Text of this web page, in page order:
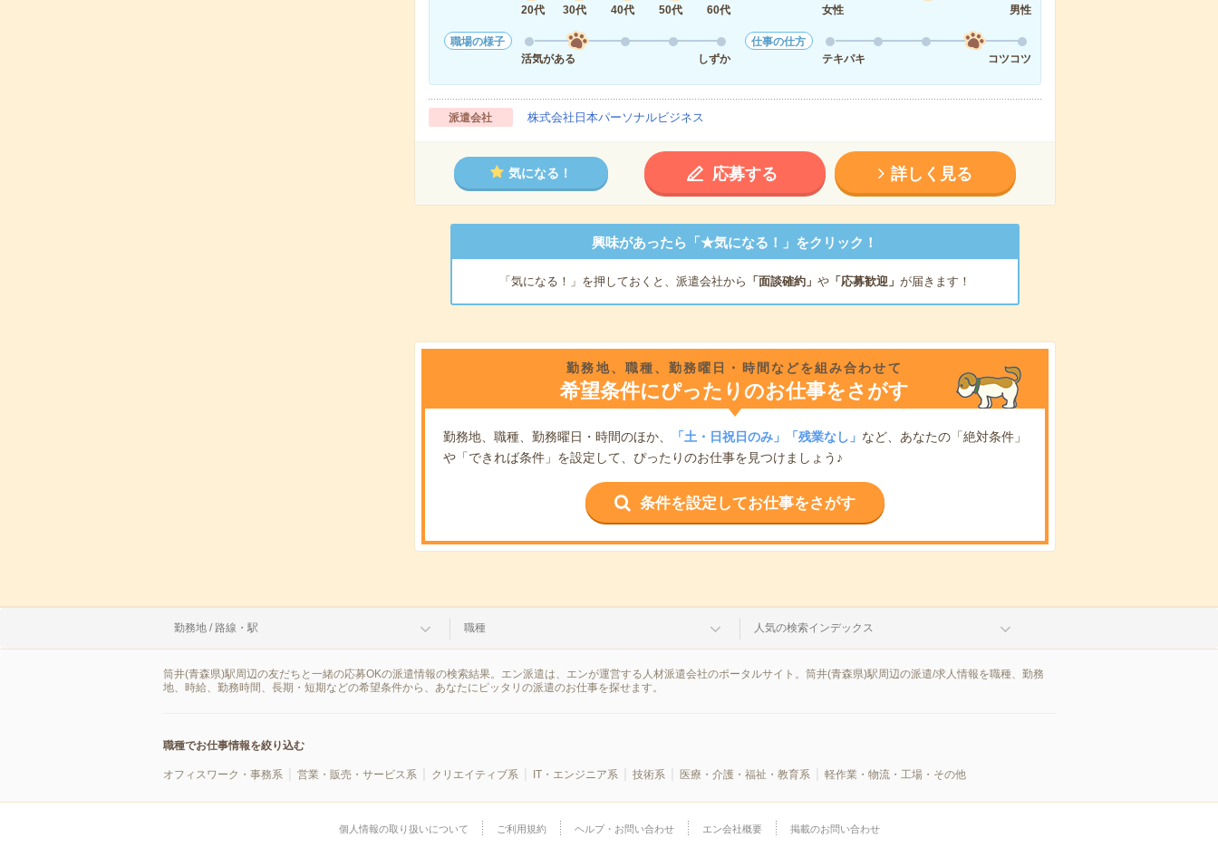
20代
30代 40代 50代 60代
女性
男性
職場の様子
活気がある
しずか
仕事の仕方
テキパキ
コツコツ
派遣会社 株式会社日本パーソナルビジネス
気になる！ 応募する 詳しく見る
興味があったら「★気になる！」をクリック！
「気になる！」を押しておくと、派遣会社から 「面談確約」 や「応募歓迎」 が届きます！
勤務地、職種、勤務曜日・時間などを組み合わせて
希望条件にぴったりのお仕事をさがす
勤務地、職種、勤務曜日・時間のほか、 「土・日祝日のみ」「残業なし」 など、あなたの「絶対条件」
や「できれば条件」を設定して、ぴったりのお仕事を見つけましょう♪
条件を設定してお仕事をさがす
勤務地 / 路線・駅 職種 人気の検索インデックス
筒井(青森県)駅周辺の友だちと一緒の応募OKの派遣情報の検索結果。エン派遣は、エンが運営する人材派遣会社のポータルサイト。筒井(青森県)駅周辺の派遣/求人情報を職種、勤務
地、時給、勤務時間、長期・短期などの希望条件から、あなたにピッタリの派遣のお仕事を探せます。
職種でお仕事情報を絞り込む
オフィスワーク・事務系 営業・販売・サービス系 クリエイティブ系 IT・エンジニア系 技術系 医療・介護・福祉・教育系 軽作業・物流・工場・その他
個人情報の取り扱いについて ご利用規約 ヘルプ・お問い合わせ エン会社概要 掲載のお問い合わせ